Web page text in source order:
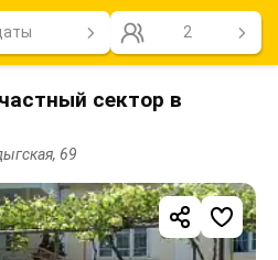
2
сектор в
69